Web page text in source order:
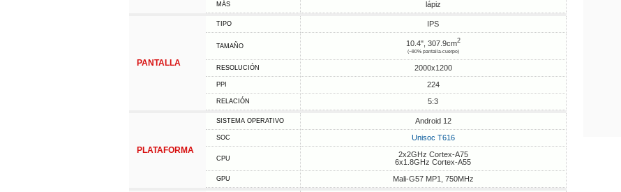
MÁS lápiz
PANTALLA
TIPO IPS
TAMAÑO 10.4", 307.9cm2
(~80% pantalla-cuerpo)
RESOLUCIÓN 2000x1200
PPI 224
RELACIÓN 5:3
PLATAFORMA
SISTEMA OPERATIVO Android 12
SOC Unisoc T616
CPU
2x2GHz Cortex-A75
6x1.8GHz Cortex-A55
GPU Mali-G57 MP1, 750MHz